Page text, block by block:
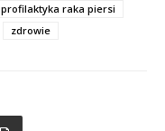
profilaktyka raka piersi
zdrowie